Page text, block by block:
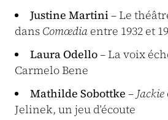
Justine Martini– Le
dans Comœdia entre 1932 et
Laura Odello– La voix
Carmelo Bene
Mathilde Sobottke – Jackie
Jelinek, un jeu d’écoute